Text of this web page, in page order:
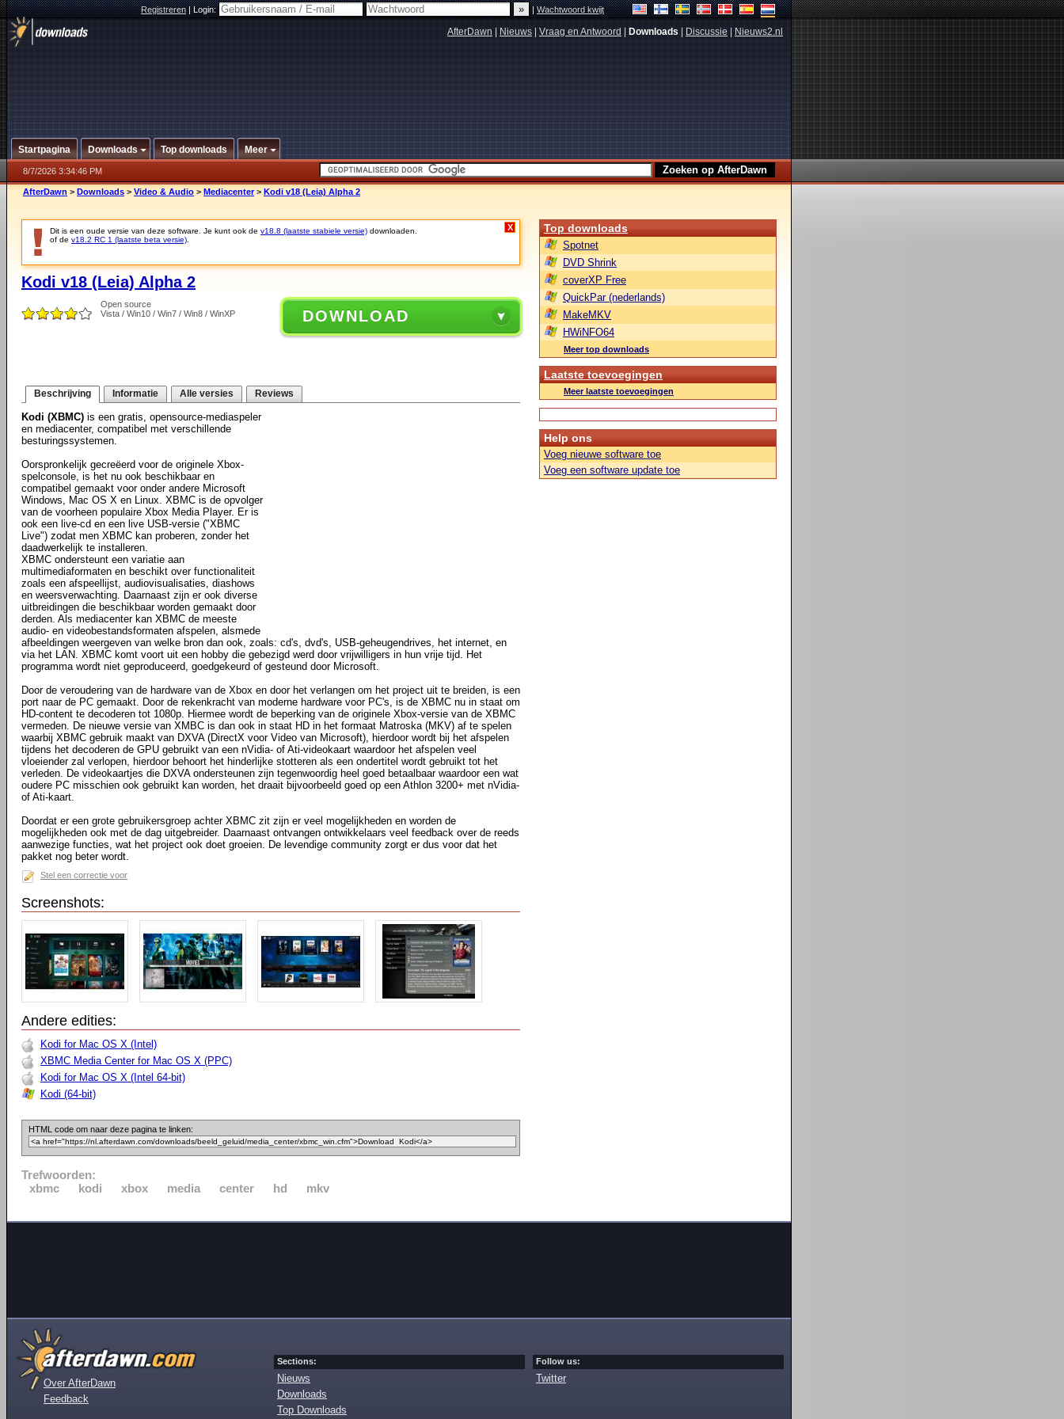
Registreren|Login: |Wachtwoord kwijt
AfterDawn Nieuws Vraag en Antwoord Downloads Discussie Nieuws2.nl
Startpagina Downloads Top downloads Meer
8/7/2026 3:34:46 PM
AfterDawn > Downloads > Video & Audio > Mediacenter > Kodi v18 (Leia) Alpha 2
Dit is een oude versie van deze software. Je kunt ook de v18.8 (laatste stabiele versie) downloaden.
of de v18.2 RC 1 (laatste beta versie)
X
Kodi v18 (Leia) Alpha 2
Open source
Vista / Win10 / Win7 / Win8 / WinXP
DOWNLOAD
Beschrijving Informatie Alle versies Reviews
Kodi (XBMC) is een gratis, opensource-mediaspeler
en mediacenter, compatibel met verschillende
besturingssystemen.
Oorspronkelijk gecreëerd voor de originele Xbox-
spelconsole, is het nu ook beschikbaar en
compatibel gemaakt voor onder andere Microsoft
Windows, Mac OS X en Linux. XBMC is de opvolger
van de voorheen populaire Xbox Media Player. Er is
ook een live-cd en een live USB-versie ("XBMC
Live") zodat men XBMC kan proberen, zonder het
daadwerkelijk te installeren.
XBMC ondersteunt een variatie aan
multimediaformaten en beschikt over functionaliteit
zoals een afspeellijst, audiovisualisaties, diashows
en weersverwachting. Daarnaast zijn er ook diverse
uitbreidingen die beschikbaar worden gemaakt door
derden. Als mediacenter kan XBMC de meeste
audio- en videobestandsformaten afspelen, alsmede
afbeeldingen weergeven van welke bron dan ook, zoals: cd's, dvd's, USB-geheugendrives, het internet, en
via het LAN. XBMC komt voort uit een hobby die gebezigd werd door vrijwilligers in hun vrije tijd. Het
programma wordt niet geproduceerd, goedgekeurd of gesteund door Microsoft.
Door de veroudering van de hardware van de Xbox en door het verlangen om het project uit te breiden, is een
port naar de PC gemaakt. Door de rekenkracht van moderne hardware voor PC's, is de XBMC nu in staat om
HD-content te decoderen tot 1080p. Hiermee wordt de beperking van de originele Xbox-versie van de XBMC
vermeden. De nieuwe versie van XMBC is dan ook in staat HD in het formaat Matroska (MKV) af te spelen
waarbij XBMC gebruik maakt van DXVA (DirectX voor Video van Microsoft), hierdoor wordt bij het afspelen
tijdens het decoderen de GPU gebruikt van een nVidia- of Ati-videokaart waardoor het afspelen veel
vloeiender zal verlopen, hierdoor behoort het hinderlijke stotteren als een ondertitel wordt gebruikt tot het
verleden. De videokaartjes die DXVA ondersteunen zijn tegenwoordig heel goed betaalbaar waardoor een wat
oudere PC misschien ook gebruikt kan worden, het draait bijvoorbeeld goed op een Athlon 3200+ met nVidia-
of Ati-kaart.
Doordat er een grote gebruikersgroep achter XBMC zit zijn er veel mogelijkheden en worden de
mogelijkheden ook met de dag uitgebreider. Daarnaast ontvangen ontwikkelaars veel feedback over de reeds
aanwezige functies, wat het project ook doet groeien. De levendige community zorgt er dus voor dat het
pakket nog beter wordt.
Stel een correctie voor
Screenshots:
Andere edities:
Kodi for Mac OS X (Intel)
XBMC Media Center for Mac OS X (PPC)
Kodi for Mac OS X (Intel 64-bit)
Kodi (64-bit)
HTML code om naar deze pagina te linken:
Trefwoorden:
xbmc
kodi xbox media center hd mkv
Top downloads
Spotnet
DVD Shrink
coverXP Free
QuickPar (nederlands)
MakeMKV
HWiNFO64
Meer top downloads
Laatste toevoegingen
Meer laatste toevoegingen
Help ons
Voeg nieuwe software toe
Voeg een software update toe
Over AfterDawn
Feedback
Sections:
Nieuws
Downloads
Top Downloads
Follow us:
Twitter